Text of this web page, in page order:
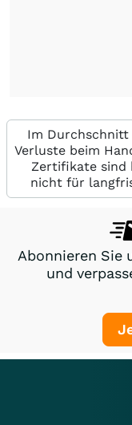
Im Durchschnitt
Verluste beim
Zertifikate sind
nicht für
Abonnieren Sie
und